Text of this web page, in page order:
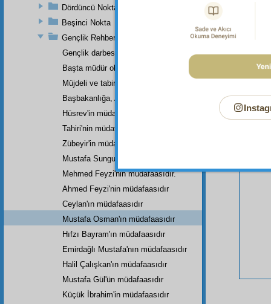
Dördüncü Nokta
Beşinci Nokta
Gençlik Rehberi'nin Küçük Bir Haşiyesi
Gençlik darbesini yiyip
Başta müdür olarak
Müjdeli ve tabiri çıkmış latif bir rüya.
Başbakanlığa, Adliye Bakanlığına,
Hüsrev'in müdafasıdır.
Tahiri'nin müdafasıdır.
Zübeyir'in müdafasıdır.
Mustafa Sungur'un müdafaasıdır.
Mehmed Feyzi'nin müdafaasıdır.
Ahmed Feyzi'nin müdafaasıdır
Ceylan'ın müdafaasıdır
Mustafa Osman'ın müdafaasıdır
Hıfzı Bayram'ın müdafaasıdır
Emirdağlı Mustafa'nın müdafaasıdır
Halil Çalışkan'ın müdafaasıdır
Mustafa Gül'ün müdafaasıdır
Küçük İbrahim'in müdafaasıdır